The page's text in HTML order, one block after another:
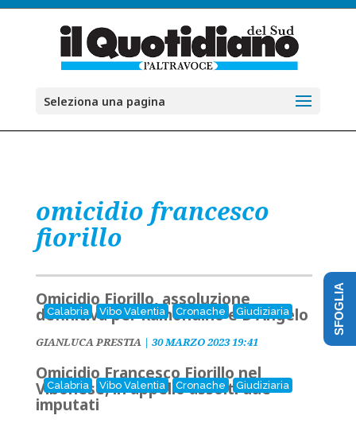
Seleziona una pagina
omicidio francesco
fiorillo
Calabria Vibo Valentia Cronache Giudiziaria
Omicidio Fiorillo, assoluzione
definitiva per Ramondino e D'Angelo
GIANLUCA PRESTIA| 30 MARZO 2023 19:41
Calabria Vibo Valentia Cronache Giudiziaria
Omicidio Francesco Fiorillo nel
Vibonese, in appello assolti due
imputati
SFOGLIA